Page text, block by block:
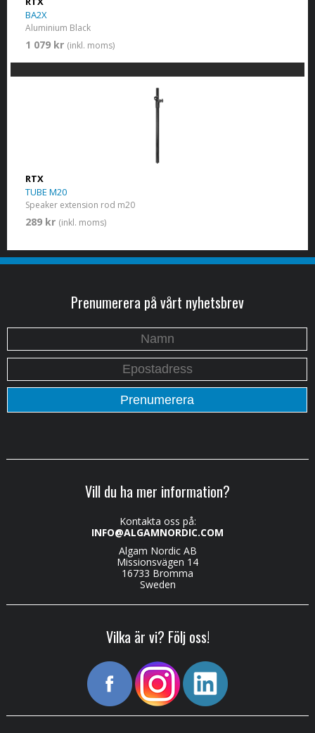
BA2X
Aluminium Black
1 079 kr (inkl. moms)
RTX
TUBE M20
Speaker extension rod m20
289 kr (inkl. moms)
Prenumerera på vårt nyhetsbrev
Vill du ha mer information?
Kontakta oss på:
INFO@ALGAMNORDIC.COM
Algam Nordic AB
Missionsvägen 14
16733 Bromma
Sweden
Vilka är vi? Följ oss!